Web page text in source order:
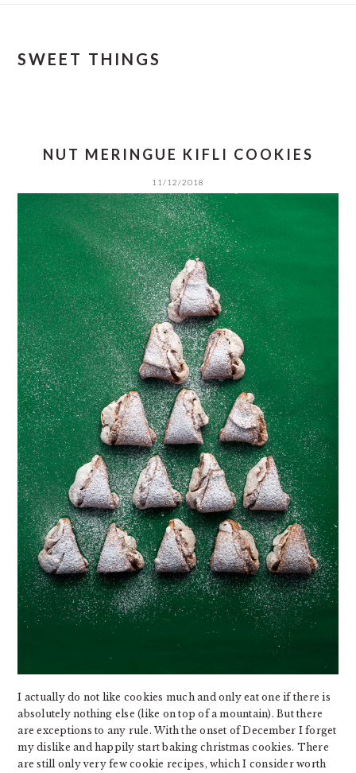
SWEET THINGS
NUT MERINGUE KIFLI COOKIES
11/12/2018
I actually do not like cookies much and only eat one if there is
absolutely nothing else (like on top of a mountain). But there
are exceptions to any rule. With the onset of December I forget
my dislike and happily start baking christmas cookies. There
are still only very few cookie recipes, which I consider worth